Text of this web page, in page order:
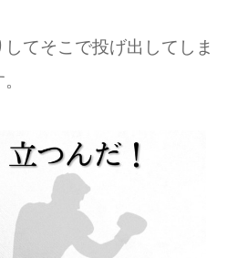
してそこで投げ出してしま